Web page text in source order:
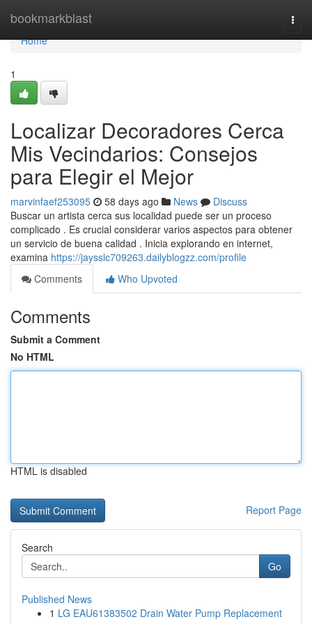
bookmarkblast
Home
Home
1
Localizar Decoradores Cerca
Mis Vecindarios: Consejos
para Elegir el Mejor
marvinfaef253095 58 days ago News
Discuss
Buscar un artista cerca sus localidad puede ser un proceso
complicado . Es crucial considerar varios aspectos para obtener
un servicio de buena calidad . Inicia explorando en internet,
examina https://jaysslc709263.dailyblogzz.com/profile
Comments
Who Upvoted
Comments
Submit a Comment
No HTML
HTML is disabled
Report Page
Search
Go
Published News
1 LG EAU61383502 Drain Water Pump Replacement